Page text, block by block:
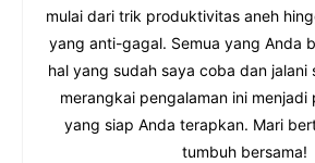
mulai dari trik produktivitas aneh
yang anti-gagal. Semua yang Anda
hal yang sudah saya coba dan jalani
merangkai pengalaman ini
yang siap Anda terapkan. Mari
tumbuh bersama!